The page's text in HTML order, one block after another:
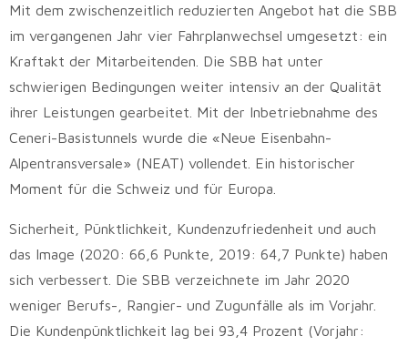
Mit dem zwischenzeitlich reduzierten Angebot hat die SBB
im vergangenen Jahr vier Fahrplanwechsel umgesetzt: ein
Kraftakt der Mitarbeitenden. Die SBB hat unter
schwierigen Bedingungen weiter intensiv an der Qualität
ihrer Leistungen gearbeitet. Mit der Inbetriebnahme des
Ceneri-Basistunnels wurde die «Neue Eisenbahn-
Alpentransversale» (NEAT) vollendet. Ein historischer
Moment für die Schweiz und für Europa.
Sicherheit, Pünktlichkeit, Kundenzufriedenheit und auch
das Image (2020: 66,6 Punkte, 2019: 64,7 Punkte) haben
sich verbessert. Die SBB verzeichnete im Jahr 2020
weniger Berufs-, Rangier- und Zugunfälle als im Vorjahr.
Die Kundenpünktlichkeit lag bei 93,4 Prozent (Vorjahr: